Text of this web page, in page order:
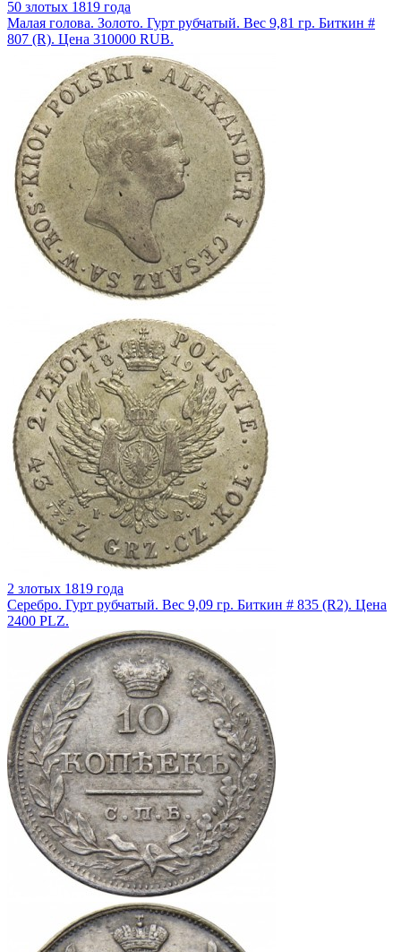
50 злотых 1819 года
Малая голова. Золото. Гурт рубчатый. Вес 9,81 гр. Биткин #
807 (R). Цена 310000 RUB.
2 злотых 1819 года
Серебро. Гурт рубчатый. Вес 9,09 гр. Биткин # 835 (R2). Цена
2400 PLZ.